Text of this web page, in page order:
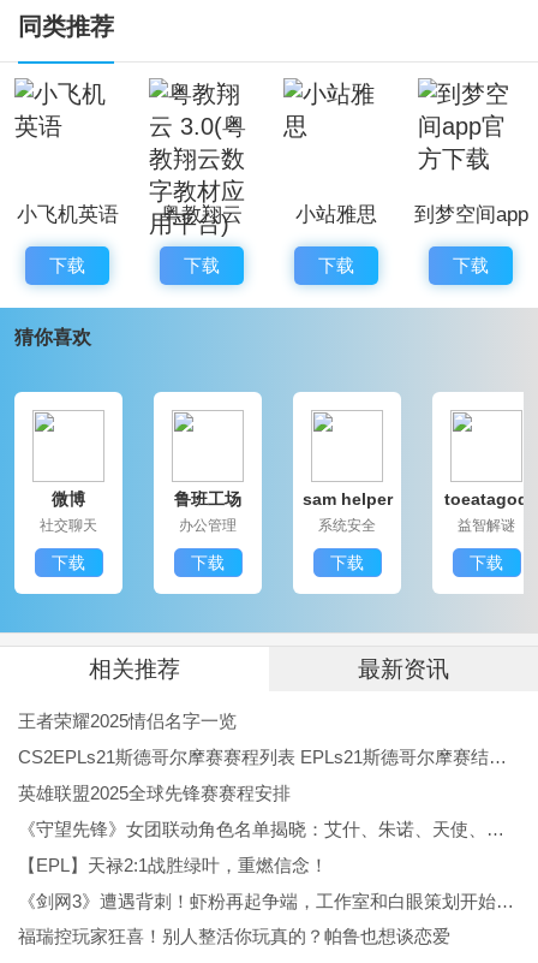
《考试酷》软件解析：
按照教材的章节编制，根据教材和相关法律法规对题库
中的问题进行详细分析。
2、过去岁月的真题
精选历年考试题目，系统自动评分，更新快。
3、在考试前写问题
试科目的效果，也可以用来评价自己的应试能力。
1、可以在多种设备上运行，手机平板电脑，用户都可以
2、用户在做练习题时，可以对错误的题目进行分类复
习，帮助用户查缺补漏。
3、为用户提供优质的服务和支持，用户在使用软件时能
得到及时的帮助和解答。
《考试酷》软件亮点：
1、软件应用广泛，可用于学校、企业和培训机构进行考
试、作业、组织同一考试。
2、软件具有较强的数据分析能力，可以显示用户每天提
交的论文数量、考试次数等。
3、考酷软件为内部资源添加标签，并对进行详细分类，
方便用户搜索。
同类推荐
小飞机英语
下载
粤教翔云
3.0(粤教翔云
数字教材应用
平台)
下载
小站雅思
下载
到梦空间app
官方下载
下载
猜你喜欢
微博
社交聊天
下载
鲁班工场
办公管理
下载
sam helper
系统安全
下载
toeatagod
益智解谜
下载
相关推荐 最新资讯
王者荣耀2025情侣名字一览
CS2EPLs21斯德哥尔摩赛赛程列表 EPLs21斯德哥尔摩赛结果公布
英雄联盟2025全球先锋赛赛程安排
《守望先锋》女团联动角色名单揭晓：艾什、朱诺、天使、伊拉锐与D.Va！
【EPL】天禄2:1战胜绿叶，重燃信念！
《剑网3》遭遇背刺！虾粉再起争端，工作室和白眼策划开始反噬
福瑞控玩家狂喜！别人整活你玩真的？帕鲁也想谈恋爱